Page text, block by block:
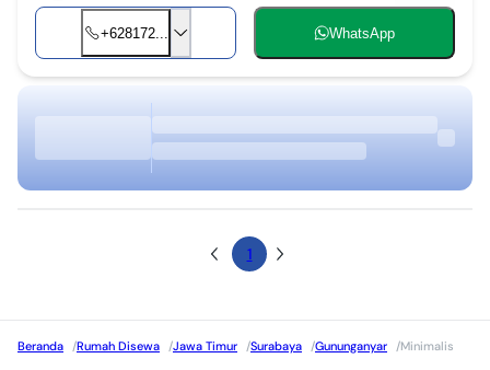
+628172... WhatsApp
1
Beranda /Rumah Disewa /Jawa Timur /Surabaya /Gununganyar /Minimalis